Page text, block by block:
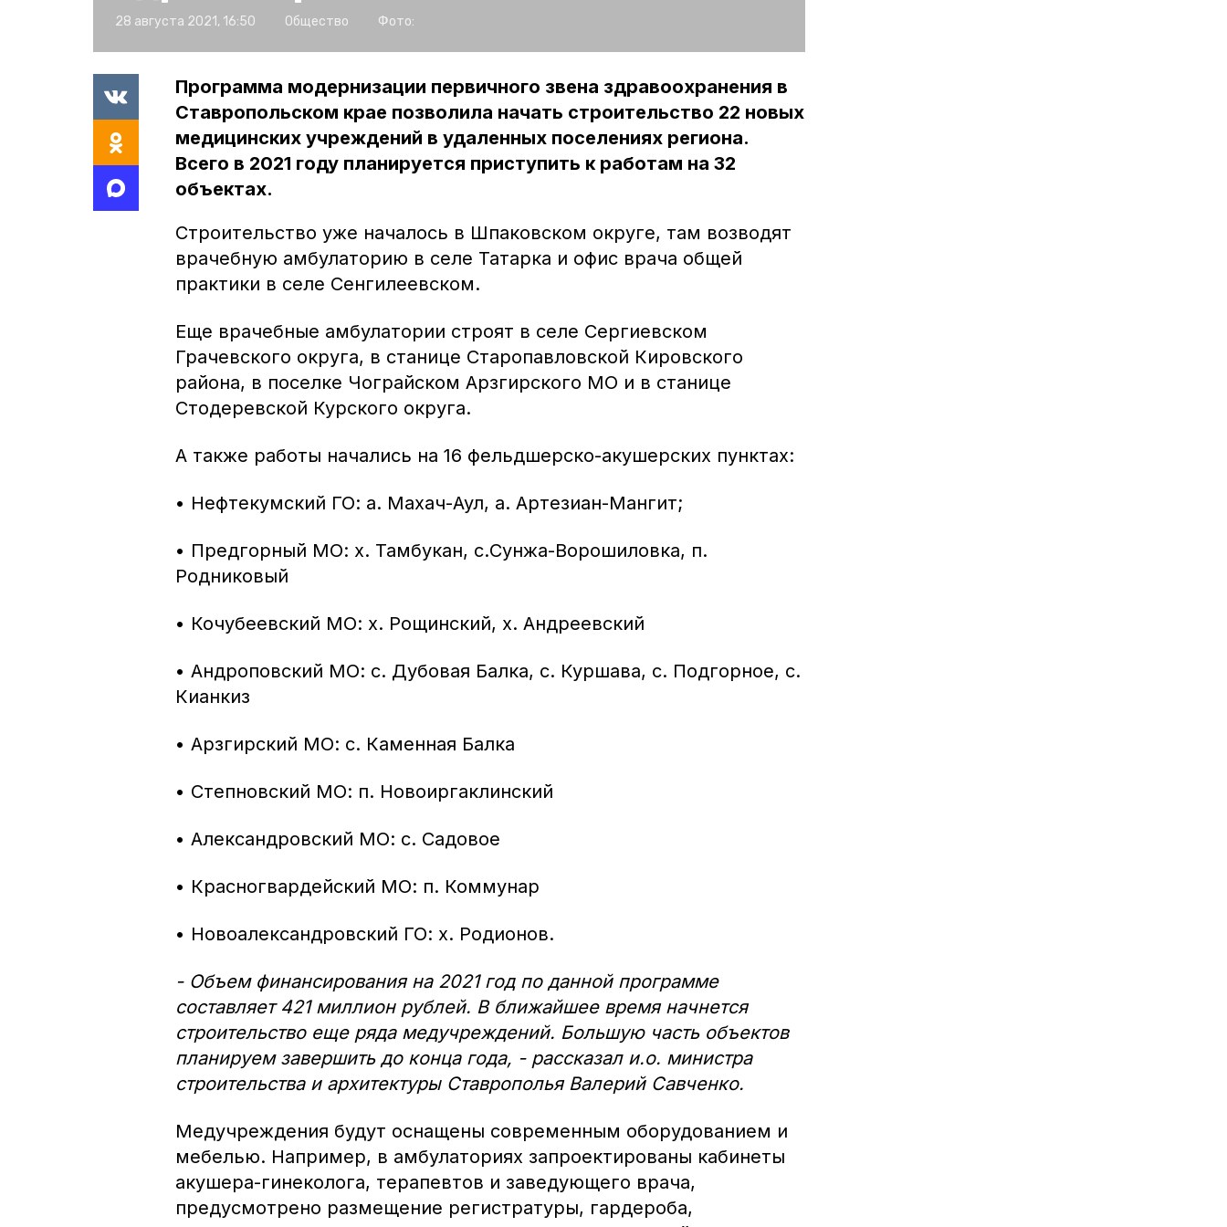
28 августа 2021, 16:50 Общество Фото:
Программа модернизации первичного звена здравоохранения в
Ставропольском крае позволила начать строительство 22 новых
медицинских учреждений в удаленных поселениях региона.
Всего в 2021 году планируется приступить к работам на 32
объектах.
Строительство уже началось в Шпаковском округе, там возводят
врачебную амбулаторию в селе Татарка и офис врача общей
практики в селе Сенгилеевском.
Еще врачебные амбулатории строят в селе Сергиевском
Грачевского округа, в станице Старопавловской Кировского
района, в поселке Чограйском Арзгирского МО и в станице
Стодеревской Курского округа.
А также работы начались на 16 фельдшерско-акушерских пунктах:
• Нефтекумский ГО: а. Махач-Аул, а. Артезиан-Мангит;
• Предгорный МО: х. Тамбукан, с.Сунжа-Ворошиловка, п.
Родниковый
• Кочубеевский МО: х. Рощинский, х. Андреевский
• Андроповский МО: с. Дубовая Балка, с. Куршава, с. Подгорное, с.
Кианкиз
• Арзгирский МО: с. Каменная Балка
• Степновский МО: п. Новоиргаклинский
• Александровский МО: с. Садовое
• Красногвардейский МО: п. Коммунар
• Новоалександровский ГО: х. Родионов.
- Объем финансирования на 2021 год по данной программе
составляет 421 миллион рублей. В ближайшее время начнется
строительство еще ряда медучреждений. Большую часть объектов
планируем завершить до конца года, - рассказал и.о. министра
строительства и архитектуры Ставрополья Валерий Савченко.
Медучреждения будут оснащены современным оборудованием и
мебелью. Например, в амбулаториях запроектированы кабинеты
акушера-гинеколога, терапевтов и заведующего врача,
предусмотрено размещение регистратуры, гардероба,